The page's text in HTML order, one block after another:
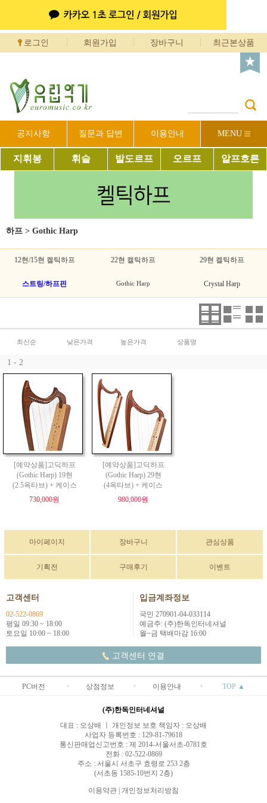
로그인 회원가입 장바구니 최근본상품
공지사항 질문과 답변 이용안내 MENU
지휘봉 휘슬 발도르프 오르프 알프호른
하프 > Gothic Harp
12현/15현 켈틱하프 22현 켈틱하프 29현 켈틱하프
스트링/하프핀 Gothic Harp Crystal Harp
최신순 낮은가격 높은가격 상품명
1 - 2
[예약상품]고딕하프
(Gothic Harp) 19현
(2.5옥타브) + 케이스
730,000원
[예약상품]고딕하프
(Gothic Harp) 29현
(4옥타브) + 케이스
980,000원
마이페이지 장바구니 관심상품
기획전 구매후기 이벤트
고객센터
02-522-0869
평일 09:30 ~ 18:00
토요일 10:00 ~ 18:00
입금계좌정보
국민 270901-04-033114
예금주: (주)한독인터네셔널
월~금 택배마감 16:00
고객센터 연결
PC버전 상점정보 이용안내 TOP ▲
(주)한독인터네셔널
대표 : 오상배 ㅣ 개인정보 보호 책임자 : 오상배
사업자 등록번호 : 129-81-79618
통신판매업신고번호 : 제 2014-서울서초-0781호
전화 : 02-522-0869
주소 : 서울시 서초구 효령로 253 2층
(서초동 1585-10번지 2층)
이용약관 개인정보처리방침